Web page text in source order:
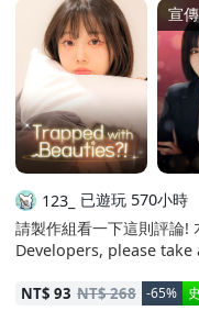
成本為先做考量，導致成
下呈現出的男主的手很出
摸那的，是成本考慮不請
說了 3. 遊戲內容在24年
汗，把人家晾在夜晚的房
逃脫不了受寒發燒的結果
方面有待改進，或者拍攝
這樣演員當下真情流露的
音的各種麻煩跟品質下降
高，進故事的對白卻偏小
更空洞或有落差，令體驗
分，但有極少部分是出大
際上不止是專業，而更是
宣
123_
已遊玩 570小時
請製作組看一下這則評論!
Developers, please take
【100% 全成就達成！】
大小姐的個性和神韻詮釋
NT$ 93 NT$ 268 -65%